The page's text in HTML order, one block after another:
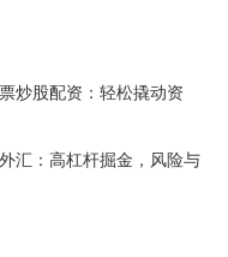
炒股配资：轻松撬动资
汇：高杠杆掘金，风险与